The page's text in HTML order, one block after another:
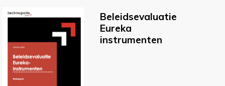
Beleidsevaluatie
Eureka
instrumenten